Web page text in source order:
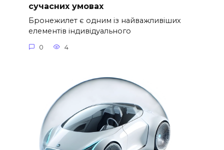
сучасних умовах
Бронежилет є одним із найважливіших
елементів індивідуального
0 4